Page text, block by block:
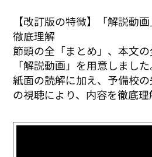
【改訂版の特徴】「解説動
徹底理解
節頭の全「まとめ」、本文の
「解説動画」を用意しました
紙面の読解に加え、予備校
の視聴により、内容を徹底理